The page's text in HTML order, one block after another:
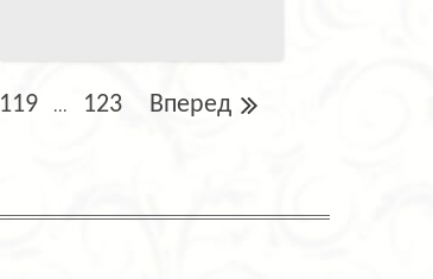
119 ... 123 Вперед